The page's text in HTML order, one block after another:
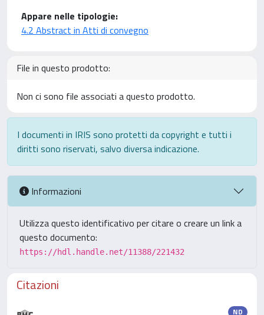
Appare nelle tipologie:
4.2 Abstract in Atti di convegno
File in questo prodotto:
Non ci sono file associati a questo prodotto.
I documenti in IRIS sono protetti da copyright e tutti i
diritti sono riservati, salvo diversa indicazione.
Informazioni
Utilizza questo identificativo per citare o creare un link a
questo documento:
https://hdl.handle.net/11388/221432
Citazioni
ND